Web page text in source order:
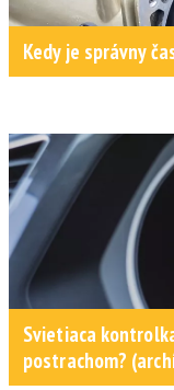
Kedy je správny
Svietiaca
postrachom?